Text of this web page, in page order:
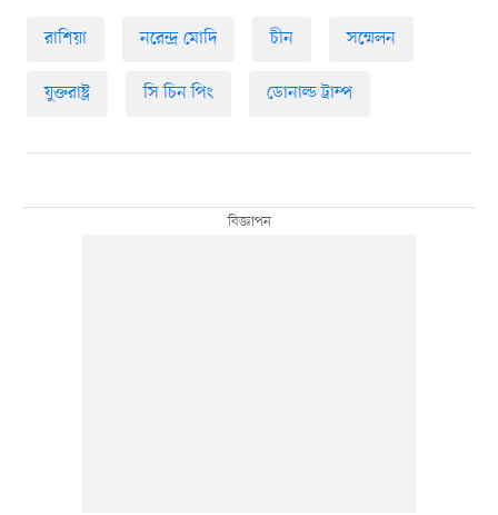
রাশিয়া নরেন্দ্র মোদি চীন সম্মেলন
যুক্তরাষ্ট্র সি চিন পিং ডোনাল্ড ট্রাম্প